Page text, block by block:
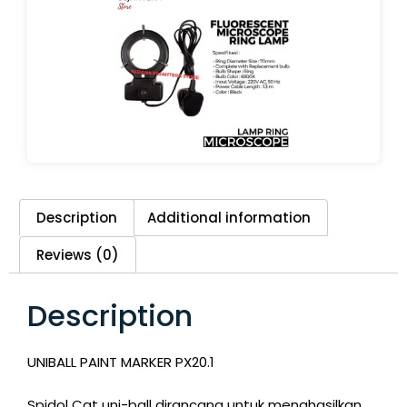
Description
Additional information
Reviews (0)
Description
UNIBALL PAINT MARKER PX20.1